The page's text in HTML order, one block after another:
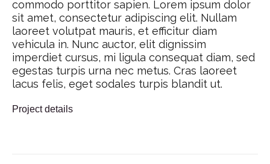
commodo porttitor sapien. Lorem ipsum dolor
sit amet, consectetur adipiscing elit. Nullam
laoreet volutpat mauris, et efficitur diam
vehicula in. Nunc auctor, elit dignissim
imperdiet cursus, mi ligula consequat diam, sed
egestas turpis urna nec metus. Cras laoreet
lacus felis, eget sodales turpis blandit ut.
Project details